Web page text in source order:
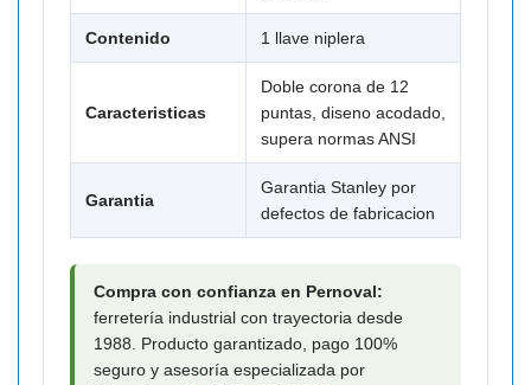
Contenido 1 llave niplera
Caracteristicas
Doble corona de 12
puntas, diseno acodado,
supera normas ANSI
Garantia
Garantia Stanley por
defectos de fabricacion
Compra con confianza en Pernoval:
ferretería industrial con trayectoria desde
1988. Producto garantizado, pago 100%
seguro y asesoría especializada por